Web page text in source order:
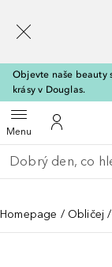
Objevte naše beauty
krásy v Douglas.
MenuOtevřít menuK mému
Vraťte se
Proveďte vyhledávání
Homepage Obličej